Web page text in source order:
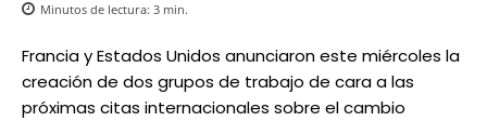
Minutos de lectura: 3 min.
Francia y Estados Unidos anunciaron este miércoles la
creación de dos grupos de trabajo de cara a las
próximas citas internacionales sobre el cambio